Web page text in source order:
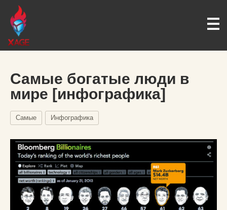
Самые богатые люди в
мире [инфографика]
Самые Инфографика